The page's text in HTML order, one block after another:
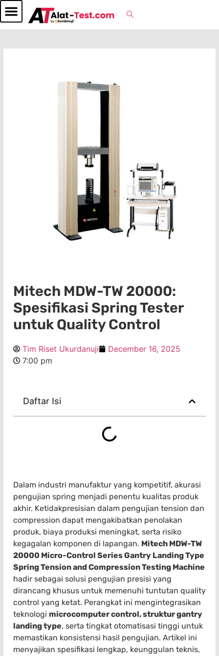
Mitech MDW-TW 20000:
Spesifikasi Spring Tester
untuk Quality Control
Tim Riset Ukurdanuji
December 16, 2025
7:00 pm
Daftar Isi
Dalam industri manufaktur yang kompetitif, akurasi
pengujian spring menjadi penentu kualitas produk
akhir. Ketidakpresisian dalam pengujian tension dan
compression dapat mengakibatkan penolakan
produk, biaya produksi meningkat, serta risiko
kegagalan komponen di lapangan. Mitech MDW-TW
20000 Micro-Control Series Gantry Landing Type
Spring Tension and Compression Testing Machine
hadir sebagai solusi pengujian presisi yang
dirancang khusus untuk memenuhi tuntutan quality
control yang ketat. Perangkat ini mengintegrasikan
teknologi microcomputer control, struktur gantry
landing type, serta tingkat otomatisasi tinggi untuk
memastikan konsistensi hasil pengujian. Artikel ini
menyajikan spesifikasi lengkap, keunggulan teknis,